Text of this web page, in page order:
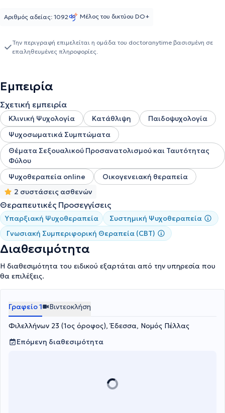
Σεξουαλικότητα", "Επαγγελματικός Προσανατολισμός και
Καριέρα", "Εργασιακές σχέσεις και ικανοποίηση".
Αριθμός αδείας: 1092 Μέλος του δικτύου DO+
Την περιγραφή επιμελείται η ομάδα του doctoranytime βασισμένη σε
επαληθευμένες πληροφορίες.
Εμπειρία
Σχετική εμπειρία
Κλινική Ψυχολογία Κατάθλιψη
Παιδοψυχολογία
Ψυχοσωματικά Συμπτώματα
Θέματα Σεξουαλικού Προσανατολισμού και Ταυτότητας
Φύλου
Ψυχοθεραπεία online
Οικογενειακή θεραπεία
2 συστάσεις ασθενών
Θεραπευτικές Προσεγγίσεις
Υπαρξιακή Ψυχοθεραπεία
Συστημική Ψυχοθεραπεία
Γνωσιακή Συμπεριφορική Θεραπεία (CBT)
Διαθεσιμότητα
Η διαθεσιμότητα του ειδικού εξαρτάται από την υπηρεσία που
θα επιλέξεις.
Γραφείο 1 Βιντεοκλήση
Φιλελλήνων 23 (1ος όροφος), Έδεσσα, Νομός Πέλλας
Επόμενη διαθεσιμότητα